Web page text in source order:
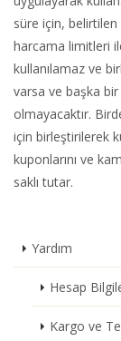
süre için,
harcama limitleri
kullanılamaz ve
varsa ve başka bir
olmayacaktır.
için birleştirilerek
kuponlarını ve
saklı tutar.
Yardım
Hesap
Kargo ve